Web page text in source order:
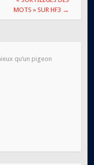
MOTS » SUR HF3 →
qu’un pigeon